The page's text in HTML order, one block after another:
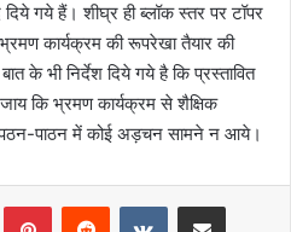
दिये गये हैं। शीघ्र ही ब्लॉक स्तर पर टॉपर
कार्यक्रम की रूपरेखा तैयार की
के भी निर्देश दिये गये है कि प्रस्तावित
कि भ्रमण कार्यक्रम से शैक्षिक
पाठन में कोई अड़चन सामने न आये।
PinterestReddit VKontakteShare via Email